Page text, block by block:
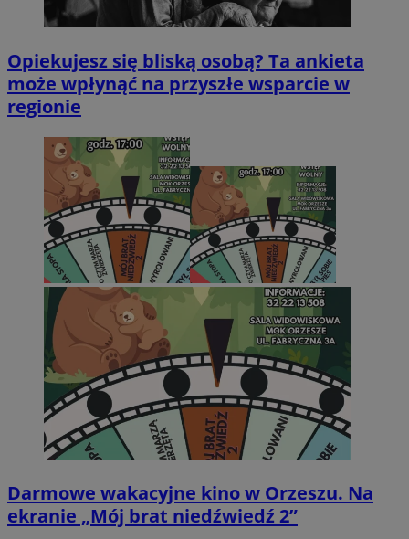
Opiekujesz się bliską osobą? Ta ankieta
może wpłynąć na przyszłe wsparcie w
regionie
Darmowe wakacyjne kino w Orzeszu. Na
ekranie „Mój brat niedźwiedź 2”